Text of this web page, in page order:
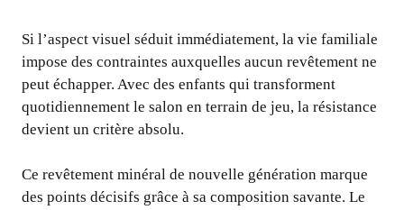
Si l’aspect visuel séduit immédiatement, la vie familiale
impose des contraintes auxquelles aucun revêtement ne
peut échapper. Avec des enfants qui transforment
quotidiennement le salon en terrain de jeu, la résistance
devient un critère absolu.
Ce revêtement minéral de nouvelle génération marque
des points décisifs grâce à sa composition savante. Le